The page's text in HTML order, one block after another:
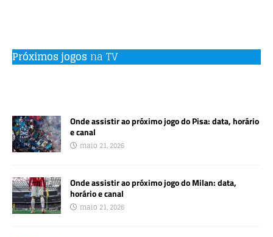
Próximos jogos na TV
Onde assistir ao próximo jogo do Pisa: data, horário
e canal
maio 21, 2026
Onde assistir ao próximo jogo do Milan: data,
horário e canal
maio 21, 2026